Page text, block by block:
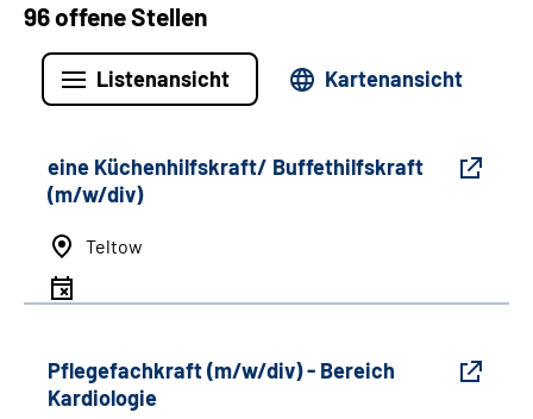
96 offene Stellen
Listenansicht Kartenansicht
eine Küchenhilfskraft/ Buffethilfskraft
(m/w/div)
Teltow
Pflegefachkraft (m/w/div) - Bereich
Kardiologie